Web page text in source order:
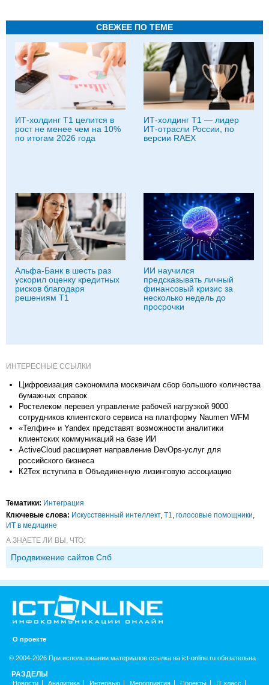
СВЕЖЕЕ ПО ТЕМЕ
ИТ-холдинг Т1 целится в
рост не менее чем на 10%
по итогам 2026 года
ИТ-холдинг Т1 — лидер
ИТ-отрасли России, по
версии RAEX
Альфа-Банк в шесть раз
ускорил оценку кредитных
рисков благодаря
решениям Т1
ИИ научился
предсказывать личный
финансовый кризис за
несколько недель до
просрочки
ИНТЕРЕСНЫЕ ССЫЛКИ
Цифровизация сэкономила москвичам сбор большого количества
бумажных справок
Ростелеком перевел управление рабочей нагрузкой 9000
сотрудников клиентского сервиса на платформу Naumen WFM
«Телфин» и Yandex представят возможности аналитики
клиентских коммуникаций на базе ИИ
ActiveCloud расширяет направление DevOps-услуг для
российского бизнеса
К2Тех вступила в Объединенную лизинговую ассоциацию
Тематики: Интеграция
Ключевые слова: Искусственный интеллект, Т1, голосовые помощники,
ИТ в медицине
А ЗНАЕТЕ ЛИ ВЫ, ЧТО:
Продвижение сайтов Спб
О проекте
© 2004-2026 При использовании материалов ссылка на ict-online.ru обязательна
РАЗДЕЛЫ
Новости Аналитика Интервью Мероприятия Проекты IT класс